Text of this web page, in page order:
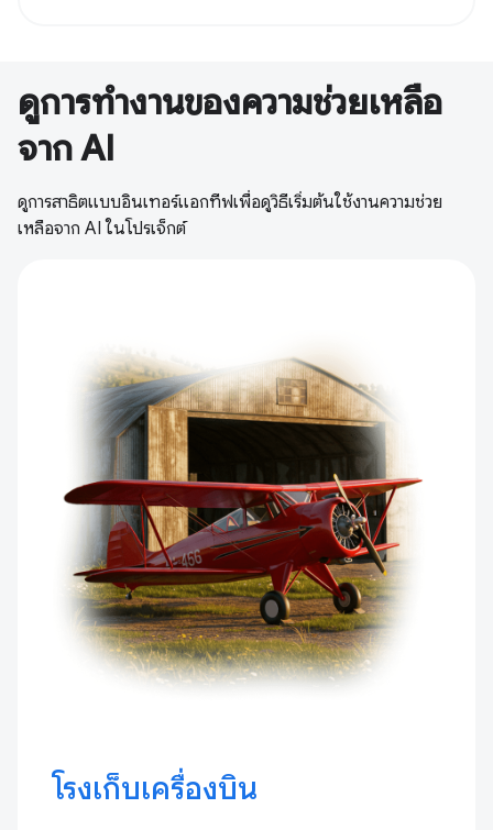
ดูการทำงานของความช่วยเหลือ
จาก AI
ดูการสาธิตแบบอินเทอร์แอกทีฟเพื่อดูวิธีเริ่มต้นใช้งานความช่วย
เหลือจาก AI ในโปรเจ็กต์
โรงเก็บเครื่องบิน